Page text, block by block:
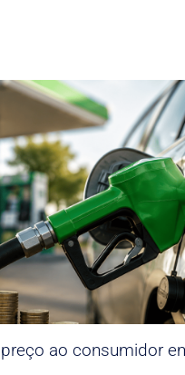
ao consumidor